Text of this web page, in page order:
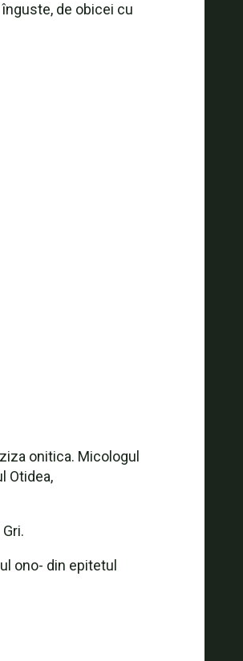
de obicei cu
onitica. Micologul
Otidea,
ono- din epitetul